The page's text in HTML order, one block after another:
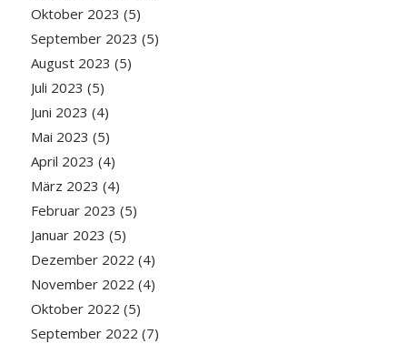
Oktober 2023 (5)
September 2023 (5)
August 2023 (5)
Juli 2023 (5)
Juni 2023 (4)
Mai 2023 (5)
April 2023 (4)
März 2023 (4)
Februar 2023 (5)
Januar 2023 (5)
Dezember 2022 (4)
November 2022 (4)
Oktober 2022 (5)
September 2022 (7)